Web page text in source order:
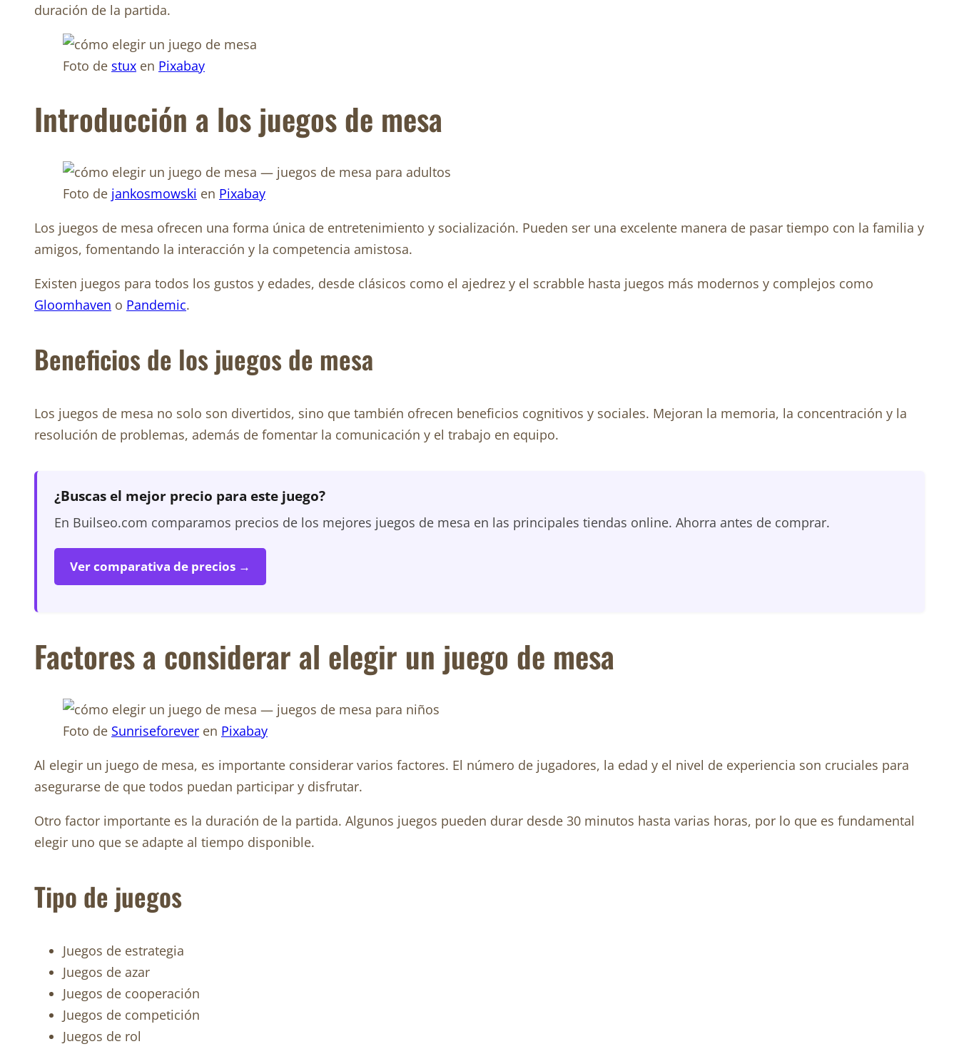
duración de la partida.
Foto de stux en Pixabay
Introducción a los juegos de mesa
Foto de jankosmowski en Pixabay
Los juegos de mesa ofrecen una forma única de entretenimiento y socialización. Pueden ser una excelente manera de pasar tiempo con la familia y
amigos, fomentando la interacción y la competencia amistosa.
Existen juegos para todos los gustos y edades, desde clásicos como el ajedrez y el scrabble hasta juegos más modernos y complejos como
Gloomhaven o Pandemic.
Beneficios de los juegos de mesa
Los juegos de mesa no solo son divertidos, sino que también ofrecen beneficios cognitivos y sociales. Mejoran la memoria, la concentración y la
resolución de problemas, además de fomentar la comunicación y el trabajo en equipo.
¿Buscas el mejor precio para este juego?
En Builseo.com comparamos precios de los mejores juegos de mesa en las principales tiendas online. Ahorra antes de comprar.
Ver comparativa de precios →
Factores a considerar al elegir un juego de mesa
Foto de Sunriseforever en Pixabay
Al elegir un juego de mesa, es importante considerar varios factores. El número de jugadores, la edad y el nivel de experiencia son cruciales para
asegurarse de que todos puedan participar y disfrutar.
Otro factor importante es la duración de la partida. Algunos juegos pueden durar desde 30 minutos hasta varias horas, por lo que es fundamental
elegir uno que se adapte al tiempo disponible.
Tipo de juegos
Juegos de estrategia
Juegos de azar
Juegos de cooperación
Juegos de competición
Juegos de rol